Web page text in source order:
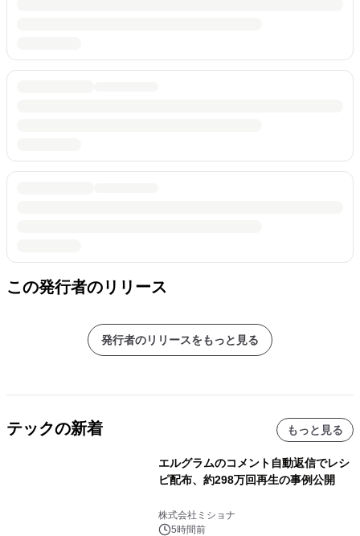
この発行者のリリース
発行者のリリースをもっと見る
テックの新着 もっと見る
エルグラムのコメント自動返信でレシ
ピ配布、約298万回再生の事例公開
株式会社ミショナ
5時間前